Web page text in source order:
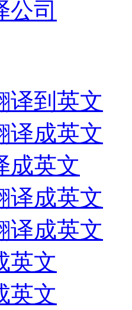
公司
译到英文
译成英文
成英文
译成英文
译成英文
英文
英文